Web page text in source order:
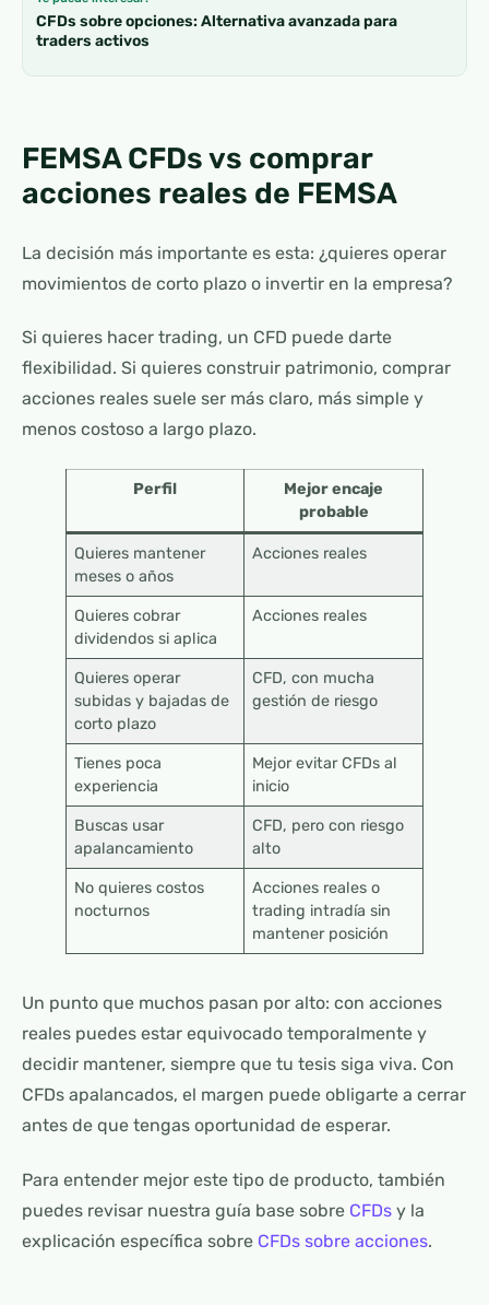
CFDs sobre opciones: Alternativa avanzada para
traders activos
FEMSA CFDs vs comprar
acciones reales de FEMSA
La decisión más importante es esta: ¿quieres operar
movimientos de corto plazo o invertir en la empresa?
Si quieres hacer trading, un CFD puede darte
flexibilidad. Si quieres construir patrimonio, comprar
acciones reales suele ser más claro, más simple y
menos costoso a largo plazo.
Perfil
Mejor encaje
probable
Quieres mantener
meses o años
Acciones reales
Quieres cobrar
dividendos si aplica
Acciones reales
Quieres operar
subidas y bajadas de
corto plazo
CFD, con mucha
gestión de riesgo
Tienes poca
experiencia
Mejor evitar CFDs al
inicio
Buscas usar
apalancamiento
CFD, pero con riesgo
alto
No quieres costos
nocturnos
Acciones reales o
trading intradía sin
mantener posición
Un punto que muchos pasan por alto: con acciones
reales puedes estar equivocado temporalmente y
decidir mantener, siempre que tu tesis siga viva. Con
CFDs apalancados, el margen puede obligarte a cerrar
antes de que tengas oportunidad de esperar.
Para entender mejor este tipo de producto, también
puedes revisar nuestra guía base sobre CFDs y la
explicación específica sobre CFDs sobre acciones.